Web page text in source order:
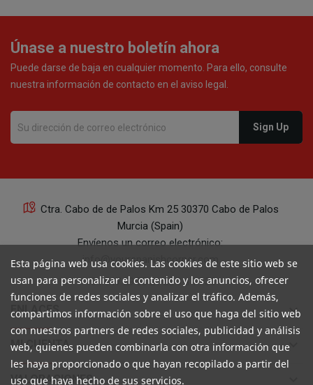
Únase a nuestro boletín ahora
Puede darse de baja en cualquier momento. Para ello, consulte
nuestra información de contacto en el aviso legal.
Ctra. Cabo de de Palos Km 25 30370 Cabo de Palos
Murcia (Spain)
Envíenos un correo electrónico:
info@yourspanishcorner.com
+34 647 29 98 21 de 9 a 14:30
ENLACES keyboard_arrow_down
MI CUENTA keyboard_arrow_down
VALORACIONES
Esta página web usa cookies. Las cookies de este sitio web se
usan para personalizar el contenido y los anuncios, ofrecer
funciones de redes sociales y analizar el tráfico. Además,
compartimos información sobre el uso que haga del sitio web
con nuestros partners de redes sociales, publicidad y análisis
web, quienes pueden combinarla con otra información que
les haya proporcionado o que hayan recopilado a partir del
uso que haya hecho de sus servicios.